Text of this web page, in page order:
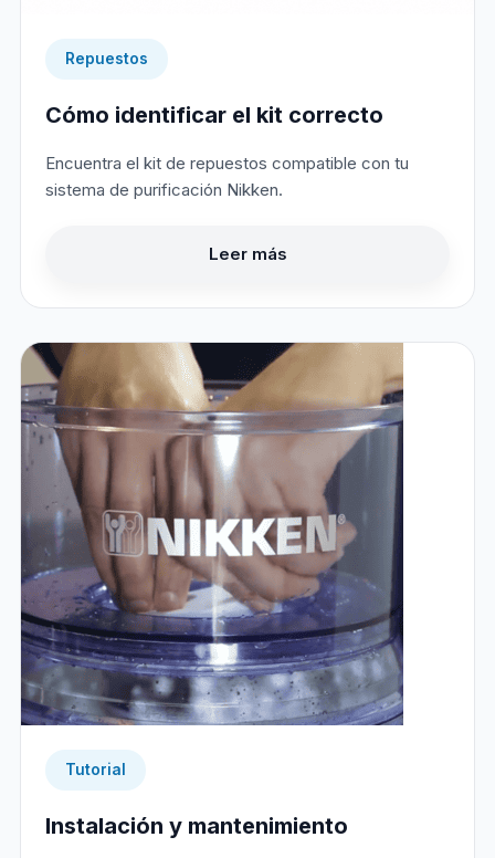
Repuestos
Cómo identificar el kit correcto
Encuentra el kit de repuestos compatible con tu
sistema de purificación Nikken.
Leer más
Tutorial
Instalación y mantenimiento